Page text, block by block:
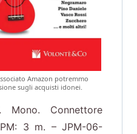
Amazon potremmo
sugli acquisti idonei.
Connettore
3 m. – JPM-06-